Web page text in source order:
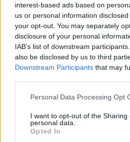
interest-based ads based on
us or personal information
your opt-out. You may separately
disclosure of your personal
IAB’s list of downstream
also be disclosed by us to third
Downstream Participants that may
Please note that this website/app
not limited to your visit or usage
grant or deny consent to Google
use your data for below specified
Personal Data Processing Opt
I want to opt-out of the Sharing
personal data.
Opted In